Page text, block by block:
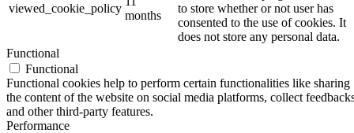
viewed_cookie_policy
months
to store whether or not user has
consented to the use of cookies. It
does not store any personal data.
Functional
Functional
Functional cookies help to perform certain functionalities like sharing
the content of the website on social media platforms, collect
and other third-party features.
Performance